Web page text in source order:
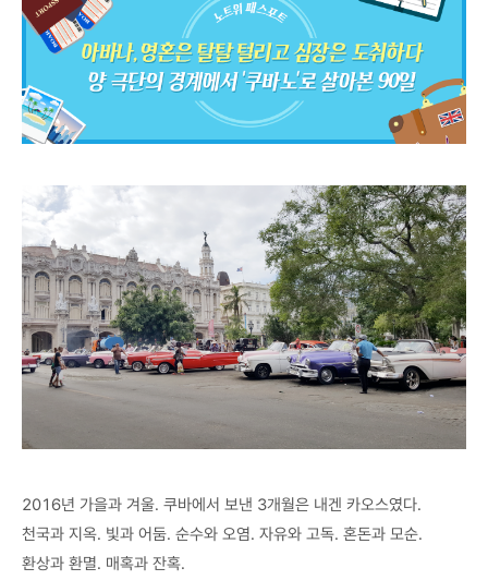
2016년 가을과 겨울. 쿠바에서 보낸 3개월은 내겐 카오스였다.
천국과 지옥. 빛과 어둠. 순수와 오염. 자유와 고독. 혼돈과 모순.
환상과 환멸. 매혹과 잔혹.